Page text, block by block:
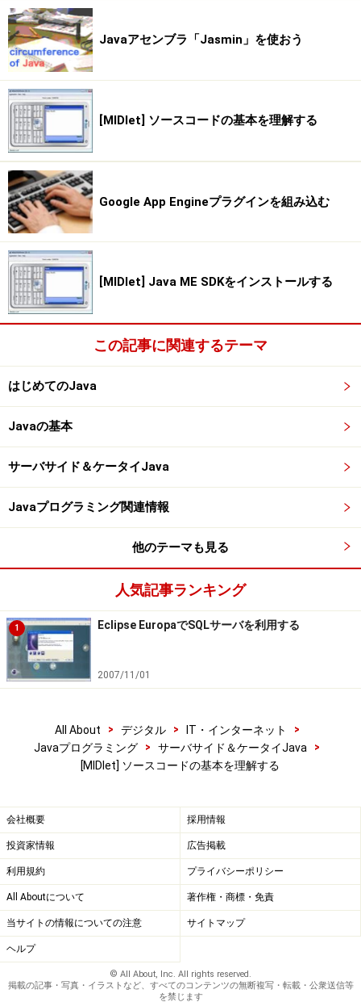
Javaアセンブラ「Jasmin」を使おう
[MIDlet] ソースコードの基本を理解する
Google App Engineプラグインを組み込む
[MIDlet] Java ME SDKをインストールする
この記事に関連するテーマ
はじめてのJava
Javaの基本
サーバサイド＆ケータイJava
Javaプログラミング関連情報
他のテーマも見る
人気記事ランキング
1 Eclipse EuropaでSQLサーバを利用する
2007/11/01
All About > デジタル > IT・インターネット
>
Javaプログラミング
> サーバサイド＆ケータイJava
>
[MIDlet] ソースコードの基本を理解する
会社概要 採用情報
投資家情報 広告掲載
利用規約 プライバシーポリシー
All Aboutについて 著作権・商標・免責
当サイトの情報についての注意 サイトマップ
ヘルプ
© All About, Inc. All rights reserved.
掲載の記事・写真・イラストなど、すべてのコンテンツの無断複写・転載・公衆送信等
を禁じます